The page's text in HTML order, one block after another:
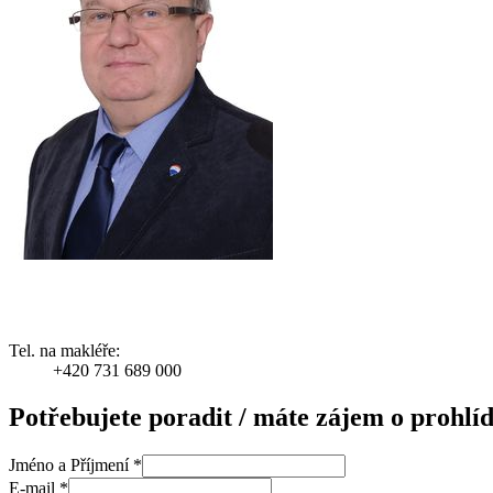
Tel. na makléře:
+420 731 689 000
Potřebujete poradit / máte zájem o
Jméno a Příjmení *
E-mail *